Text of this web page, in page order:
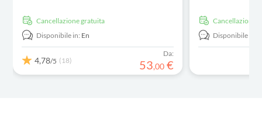
Cancellazione gratuita
Disponibile in: En
4,78/5 (18)
Da:
53,00 €
Cancellazione
Disponibile in: